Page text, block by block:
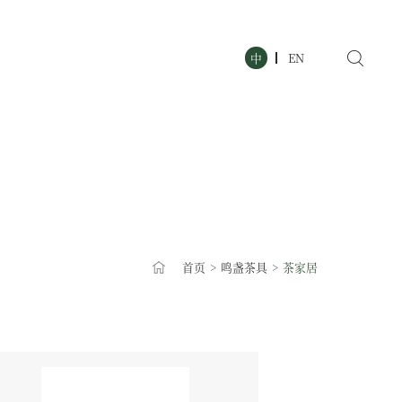
中 EN
首页 > 鸣盏茶具 > 茶家居